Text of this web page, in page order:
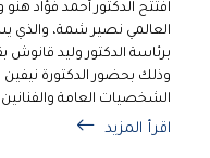
افتتح الدكتور أحمد فؤاد
العالمي نصير شمة، والذي
برئاسة الدكتور وليد قانوش
وذلك بحضور الدكتورة نيفين
الشخصيات العامة والفنانين.
اقرأ المزيد